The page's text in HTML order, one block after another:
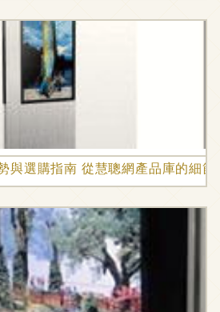
與選購指南 從慧聰網產品庫的細節